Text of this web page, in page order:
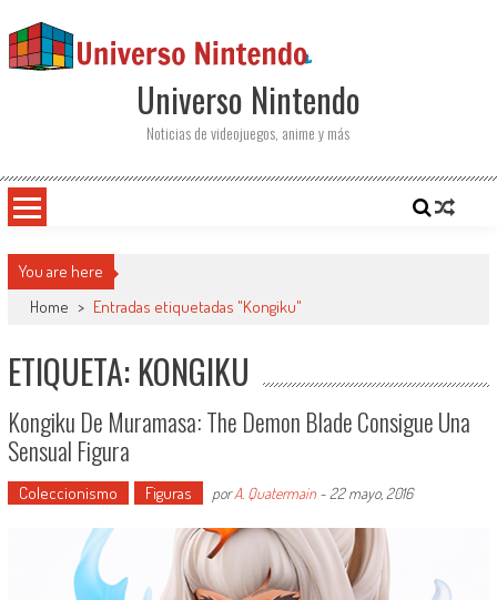
Universo Nintendo
Noticias de videojuegos, anime y más
You are here
Home > Entradas etiquetadas "Kongiku"
ETIQUETA: KONGIKU
Kongiku De Muramasa: The Demon Blade Consigue Una
Sensual Figura
Coleccionismo Figuras porA. Quatermain- 22 mayo, 2016